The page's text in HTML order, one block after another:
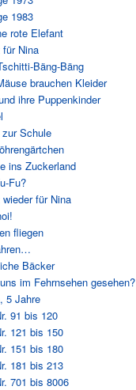
1983
rote Elefant
Nina
Bäng-Bäng
brauchen Kleider
ihre Puppenkinder
Schule
ins Zuckerland
Fu?
für Nina
fliegen
Bäcker
im Fehrnsehen gesehen?
5 Jahre
91 bis 120
121 bis 150
151 bis 180
181 bis 213
701 bis 8006